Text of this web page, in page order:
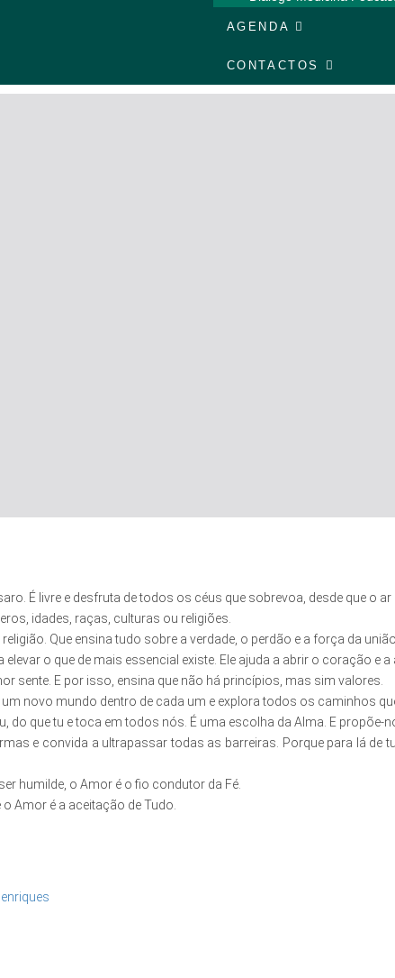
AGENDA
CONTACTOS
É livre e desfruta de todos os céus que sobrevoa, desde que o ar
idades, raças, culturas ou religiões.
Que ensina tudo sobre a verdade, o perdão e a força da união.
o que de mais essencial existe. Ele ajuda a abrir o coração e a
sente. E por isso, ensina que não há princípios, mas sim valores.
novo mundo dentro de cada um e explora todos os caminhos
do que tu e toca em todos nós. É uma escolha da Alma. E
e convida a ultrapassar todas as barreiras. Porque para lá de
humilde, o Amor é o fio condutor da Fé.
Amor é a aceitação de Tudo.